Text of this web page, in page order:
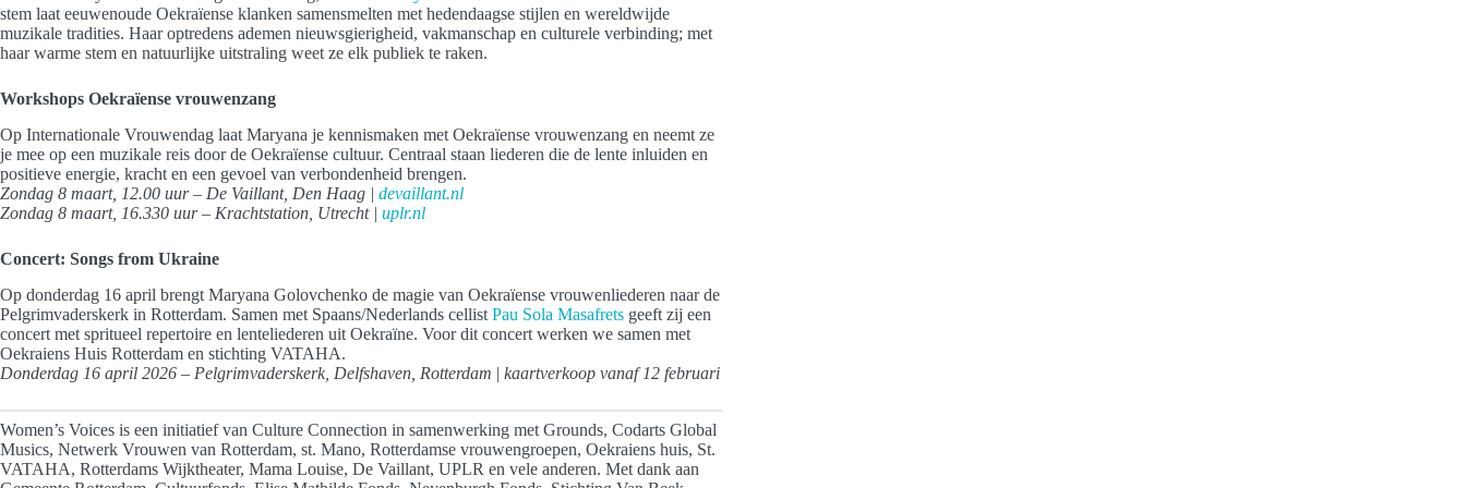
stem laat eeuwenoude Oekraïense klanken samensmelten met hedendaagse stijlen en wereldwijde
muzikale tradities. Haar optredens ademen nieuwsgierigheid, vakmanschap en culturele verbinding; met
haar warme stem en natuurlijke uitstraling weet ze elk publiek te raken.
Workshops Oekraïense vrouwenzang
Op Internationale Vrouwendag laat Maryana je kennismaken met Oekraïense vrouwenzang en neemt ze
je mee op een muzikale reis door de Oekraïense cultuur. Centraal staan liederen die de lente inluiden en
positieve energie, kracht en een gevoel van verbondenheid brengen.
Zondag 8 maart, 12.00 uur – De Vaillant, Den Haag | devaillant.nl
Zondag 8 maart, 16.330 uur – Krachtstation, Utrecht | uplr.nl
Concert: Songs from Ukraine
Op donderdag 16 april brengt Maryana Golovchenko de magie van Oekraïense vrouwenliederen naar de
Pelgrimvaderskerk in Rotterdam. Samen met Spaans/Nederlands cellist Pau Sola Masafrets geeft zij een
concert met spritueel repertoire en lenteliederen uit Oekraïne. Voor dit concert werken we samen met
Oekraiens Huis Rotterdam en stichting VATAHA.
Donderdag 16 april 2026 – Pelgrimvaderskerk, Delfshaven, Rotterdam | kaartverkoop vanaf 12 februari
Women’s Voices is een initiatief van Culture Connection in samenwerking met Grounds, Codarts Global
Musics, Netwerk Vrouwen van Rotterdam, st. Mano, Rotterdamse vrouwengroepen, Oekraiens huis, St.
VATAHA, Rotterdams Wijktheater, Mama Louise, De Vaillant, UPLR en vele anderen. Met dank aan